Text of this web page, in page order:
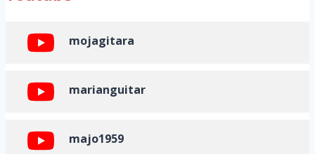
mojagitara
marianguitar
majo1959